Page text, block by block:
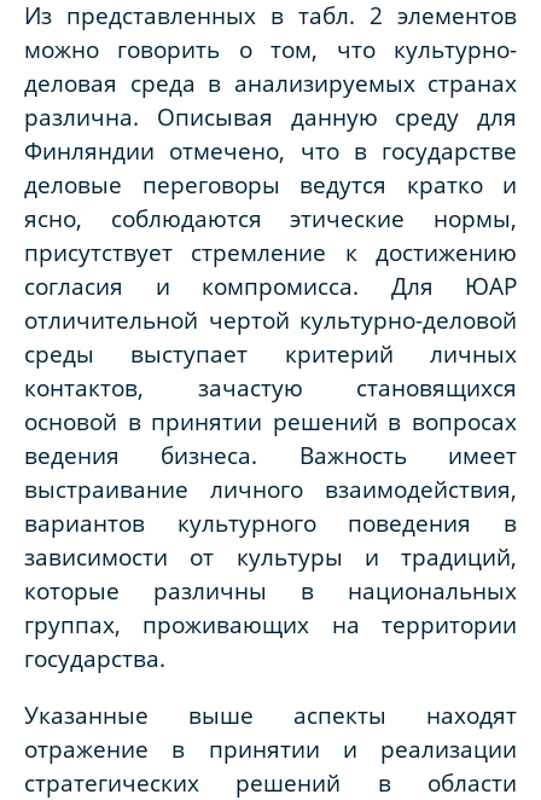
Из представленных в табл. 2 элементов
можно говорить о том, что культурно-
деловая среда в анализируемых странах
различна. Описывая данную среду для
Финляндии отмечено, что в государстве
деловые переговоры ведутся кратко и
ясно, соблюдаются этические нормы,
присутствует стремление к достижению
согласия и компромисса. Для ЮАР
отличительной чертой культурно-деловой
среды выступает критерий личных
контактов, зачастую становящихся
основой в принятии решений в вопросах
ведения бизнеса. Важность имеет
выстраивание личного взаимодействия,
вариантов культурного поведения в
зависимости от культуры и традиций,
которые различны в национальных
группах, проживающих на территории
государства.
Указанные выше аспекты находят
отражение в принятии и реализации
стратегических решений в области